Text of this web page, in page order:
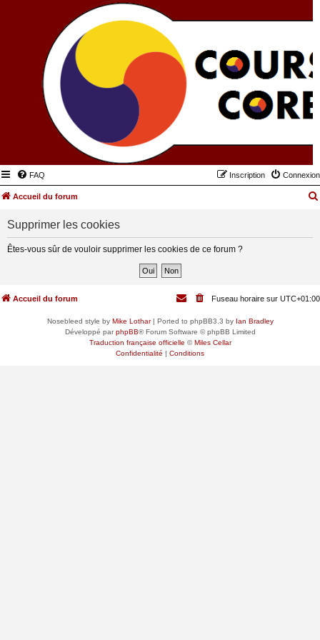
FAQ Connexion
Inscription
Accueil du forum
Supprimer les cookies
Êtes-vous sûr de vouloir supprimer les cookies de ce forum ?
Accueil du forum Fuseau horaire sur UTC+01:00
Nosebleed style by Mike Lothar| Ported to phpBB3.3 by Ian Bradley
Développé parphpBB® Forum Software © phpBB Limited
Traduction française officielle ©Miles Cellar
Confidentialité | Conditions